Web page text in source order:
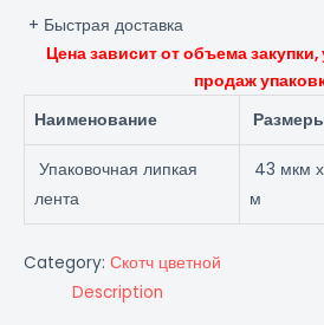
+ Быстрая доставка
Цена зависит от объема
продаж
Наименование
Упаковочная липкая
лента
43 мкм
м
Category: Скотч цветной
Description